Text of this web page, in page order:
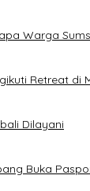
Warga
Retreat di
Dilayani
Buka